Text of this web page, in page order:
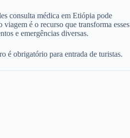
consulta médica em Etiópia pode
é o recurso que transforma esses
e emergências diversas.
é obrigatório para entrada de turistas.